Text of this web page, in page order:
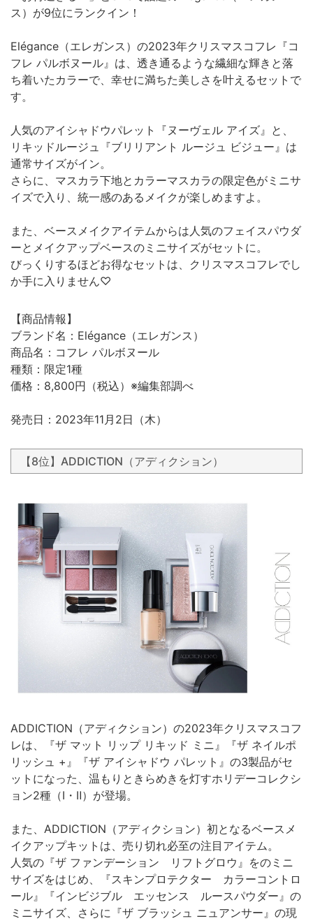
ス）が9位にランクイン！
Elégance（エレガンス）の2023年クリスマスコフレ『コ
フレ パルボヌール』は、透き通るような繊細な輝きと落
ち着いたカラーで、幸せに満ちた美しさを叶えるセットで
す。
人気のアイシャドウパレット『ヌーヴェル アイズ』と、
リキッドルージュ『ブリリアント ルージュ ビジュー』は
通常サイズがイン。
さらに、マスカラ下地とカラーマスカラの限定色がミニサ
イズで入り、統一感のあるメイクが楽しめますよ。
また、ベースメイクアイテムからは人気のフェイスパウダ
ーとメイクアップベースのミニサイズがセットに。
びっくりするほどお得なセットは、クリスマスコフレでし
か手に入りません♡
【商品情報】
ブランド名：Elégance（エレガンス）
商品名：コフレ パルボヌール
種類：限定1種
価格：8,800円（税込）※編集部調べ
発売日：2023年11月2日（木）
【8位】ADDICTION（アディクション）
ADDICTION（アディクション）の2023年クリスマスコフ
レは、『ザ マット リップ リキッド ミニ』『ザ ネイルポ
リッシュ +』『ザ アイシャドウ パレット』の3製品がセ
ットになった、温もりときらめきを灯すホリデーコレクシ
ョン2種（Ⅰ・Ⅱ）が登場。
また、ADDICTION（アディクション）初となるベースメ
イクアップキットは、売り切れ必至の注目アイテム。
人気の『ザ ファンデーション リフトグロウ』をのミニ
サイズをはじめ、『スキンプロテクター カラーコントロ
ール』『インビジブル エッセンス ルースパウダー』の
ミニサイズ、さらに『ザ ブラッシュ ニュアンサー』の現